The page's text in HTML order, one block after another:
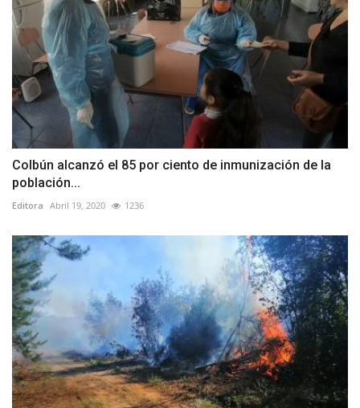
Colbún alcanzó el 85 por ciento de inmunización de la
población...
Editora Abril 19, 2020 1236